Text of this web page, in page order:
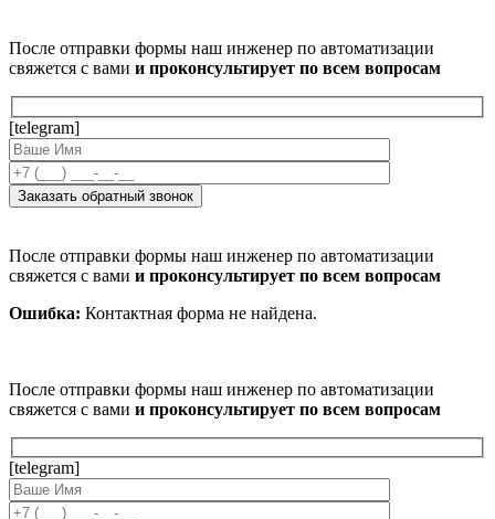
После отправки формы наш инженер по автоматизации
свяжется с вами и проконсультирует по всем вопросам
[telegram]
После отправки формы наш инженер по автоматизации
свяжется с вами и проконсультирует по всем вопросам
Ошибка: Контактная форма не найдена.
После отправки формы наш инженер по автоматизации
свяжется с вами и проконсультирует по всем вопросам
[telegram]